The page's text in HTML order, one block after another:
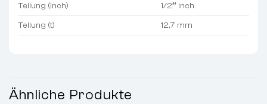
Teilung (inch)
1/2″ inch
Teilung (t)
12,7 mm
Ähnliche Produkte